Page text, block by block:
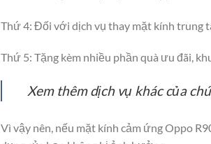
Thứ 4: Đối với dịch vụ thay mặt kính trung
Thứ 5: Tặng kèm nhiều phần quà ưu đãi,
Xem thêm dịch vụ khác của
Vì vậy nên, nếu mặt kính cảm ứng Oppo